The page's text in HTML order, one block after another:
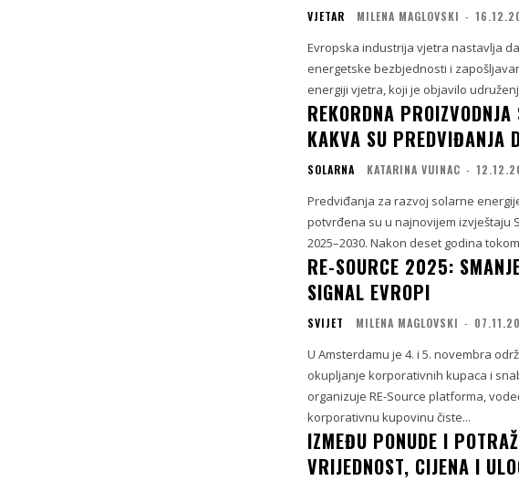
VJETAR MILENA MAGLOVSKI -
Evropska industrija vjetra nastavlja
energetske bezbjednosti i
energiji vjetra, koji je objavilo
REKORDNA
KAKVA SU PREDVIĐANJA
SOLARNA KATARINA VUINAC -
Predviđanja za razvoj solarne
potvrđena su u najnovijem izvještaju
2025–2030. Nakon deset godina
RE-SOURCE 2025:
SIGNAL EVROPI
SVIJET MILENA MAGLOVSKI -
U Amsterdamu je 4. i 5. novembra
okupljanje korporativnih kupaca i
organizuje RE-Source platforma,
korporativnu kupovinu čiste...
IZMEĐU PONUDE I
VRIJEDNOST, CIJENA I